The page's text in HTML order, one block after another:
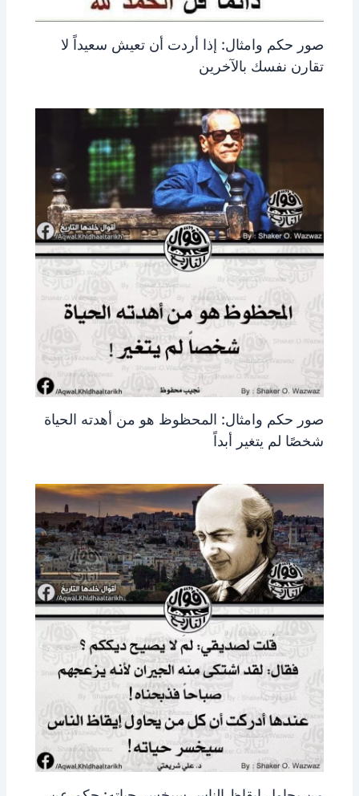
صور حكم وامثال: إذا أردت أن تعيش سعيداً لا
تقارن نفسك بالآخرين
صور حكم وامثال: المحظوظ هو من أهدته الحياة
شخصًا لم يتغير أبداً